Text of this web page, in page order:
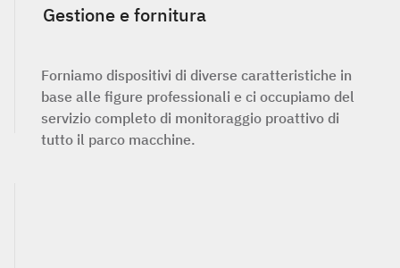
Gestione e fornitura
Forniamo dispositivi di diverse caratteristiche in
base alle figure professionali e ci occupiamo del
servizio completo di monitoraggio proattivo di
tutto il parco macchine.